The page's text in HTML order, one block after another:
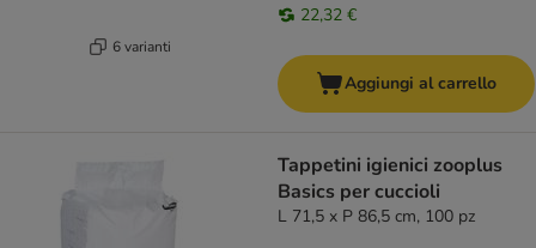
6 varianti
22,32 €
Aggiungi al carrello
Tappetini igienici zooplus
Basics per cuccioli
L 71,5 x P 86,5 cm, 100 pz